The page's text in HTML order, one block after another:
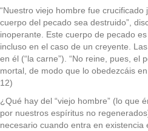
“Nuestro viejo hombre fue
cuerpo del pecado sea destruido”,
inoperante. Este cuerpo de pecado
incluso en el caso de un creyente.
en él (“la carne”). “No reine, pues, el
mortal, de modo que lo obedezcáis
12)
¿Qué hay del “viejo hombre” (lo que
por nuestros espíritus no
necesario cuando entra en existencia